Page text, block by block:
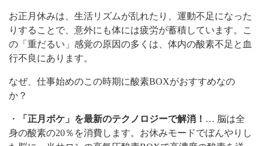
お正月休みは、生活リズムが乱れたり、運動不足になった
りすることで、意外にも体には疲労が蓄積しています。こ
の「重だるい」感覚の原因の多くは、体内の酸素不足と血
行不良にあります。
なぜ、仕事始めのこの時期に酸素BOXがおすすめなの
か？
・ 「正月ボケ」を最新のテクノロジーで解消！ … 脳は全
身の酸素の20％を消費します。お休みモードでぼんやりし